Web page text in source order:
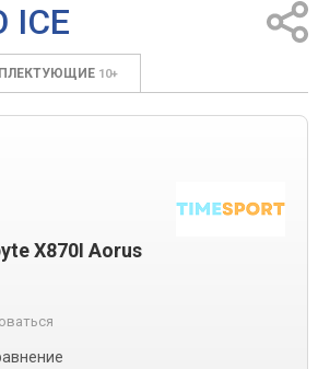
ICE
10+
X870I Aorus